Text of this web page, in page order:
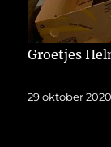
Groetjes
Geplaatst
29 oktober 2020